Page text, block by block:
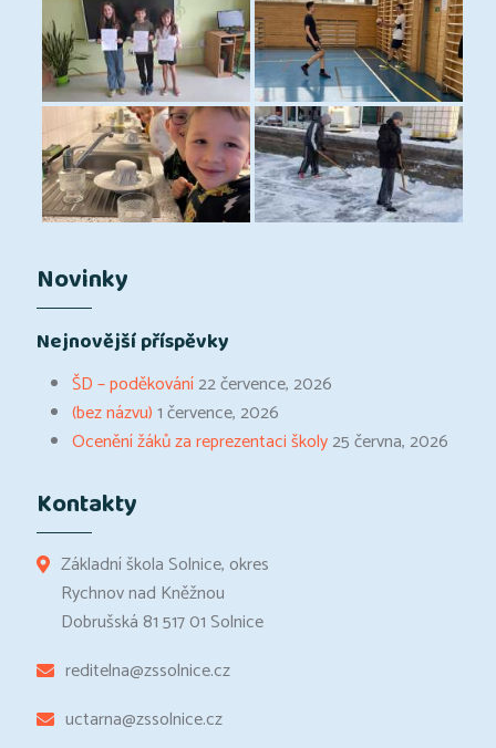
Novinky
Nejnovější příspěvky
ŠD – poděkování22 července, 2026
(bez názvu)1 července, 2026
Ocenění žáků za reprezentaci školy25 června, 2026
Kontakty
Základní škola Solnice, okres
Rychnov nad Kněžnou
Dobrušská 81 517 01 Solnice
reditelna@zssolnice.cz
uctarna@zssolnice.cz